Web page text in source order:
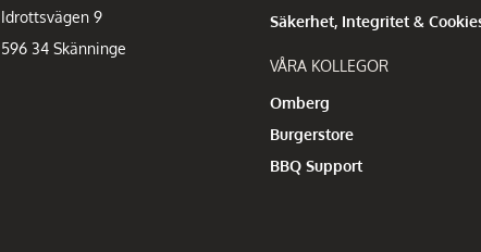
Idrottsvägen 9
596 34 Skänninge
Säkerhet, Integritet &
VÅRA KOLLEGOR
Omberg
Burgerstore
BBQ Support